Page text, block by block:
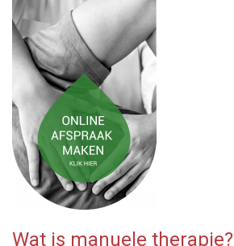
Wat is manuele therapie?